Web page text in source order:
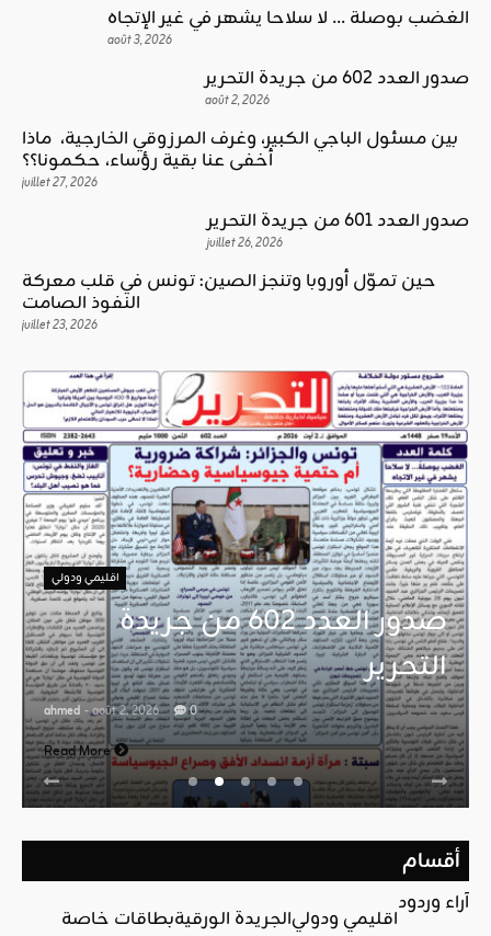
الغضب بوصلة … لا سلاحا يشهر في غير الإتجاه
août 3, 2026
صدور العدد 602 من جريدة التحرير
août 2, 2026
بين مسئول الباجي الكبير، وغرف المرزوقي الخارجية، ماذا
أخفى عنا بقية رؤساء، حكمونا؟؟
juillet 27, 2026
صدور العدد 601 من جريدة التحرير
juillet 26, 2026
حين تموّل أوروبا وتنجز الصين: تونس في قلب معركة
النفوذ الصامت
juillet 23, 2026
اقليمي ودولي
صدور العدد 602 من جريدة
التحرير
ahmed - août 2, 2026 0
Read More
أقسام
آراء وردود
اقليمي ودوليالجريدة الورقيةبطاقات خاصة